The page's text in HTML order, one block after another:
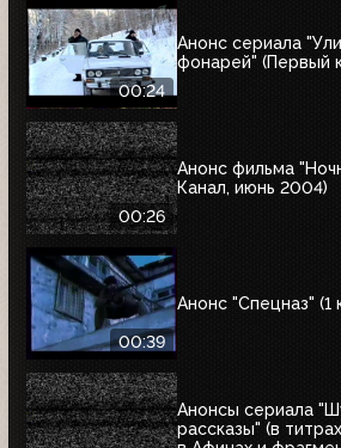
00:24
Анонс сериала
фонарей" (Первый
00:26
Анонс фильма
Канал, июнь 2004)
00:39
Анонсы сериала
рассказы" (в